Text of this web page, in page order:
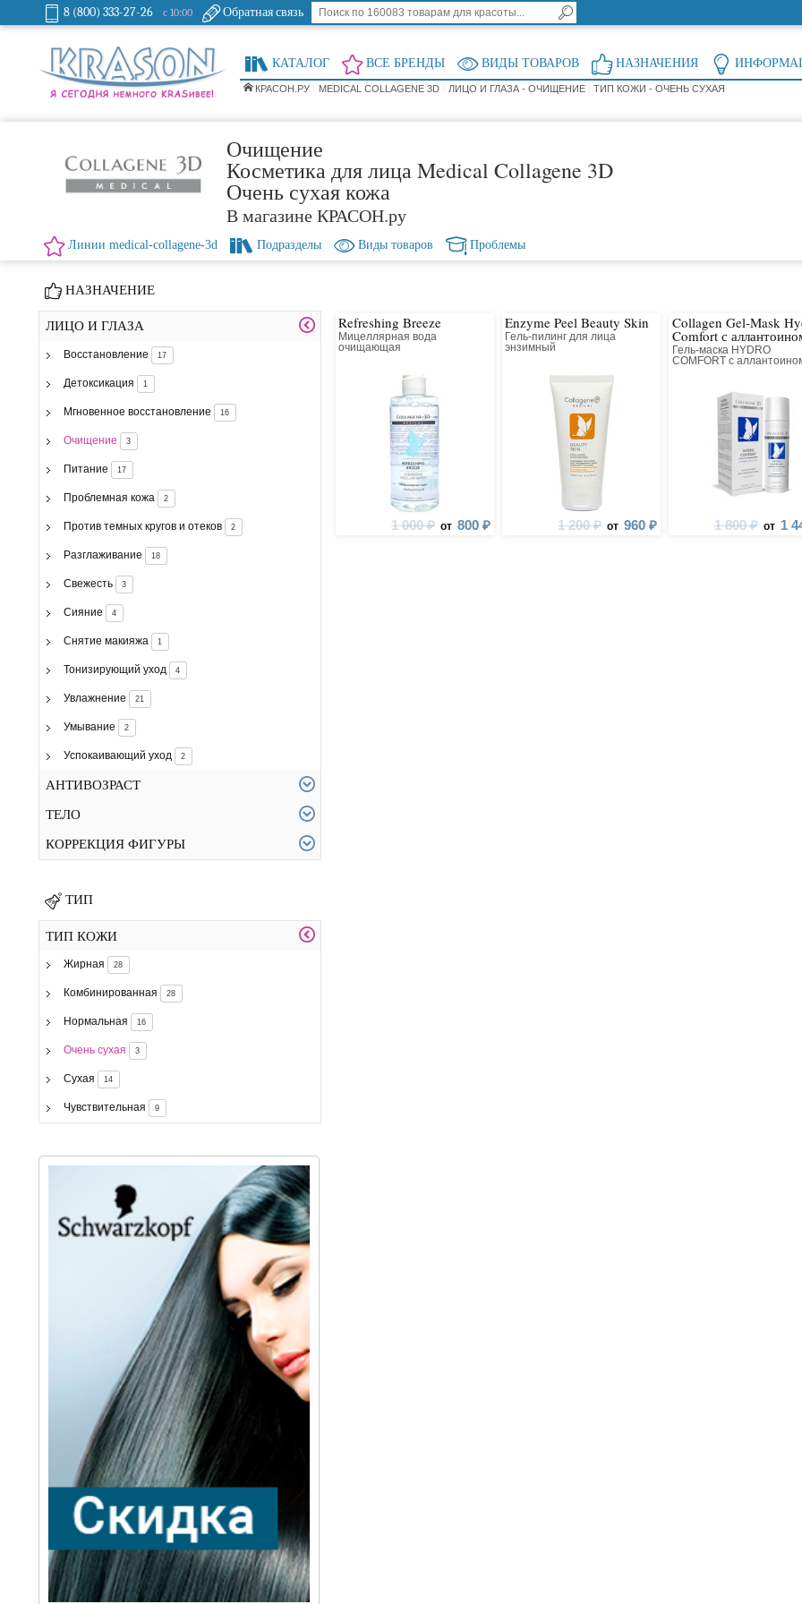
8 (800) 333-27-26 с 10:00 Обратная связь
КАТАЛОГ ВСЕ БРЕНДЫ ВИДЫ ТОВАРОВ НАЗНАЧЕНИЯ
КРАСОН.РУ MEDICAL COLLAGENE 3D ЛИЦО И ГЛАЗА - ОЧИЩЕНИЕ ТИП КОЖИ - ОЧЕНЬ СУХАЯ
Очищение
Косметика для лица Medical Collagene 3D
Очень сухая кожа
В магазине КРАСОН.ру
Линии medical-collagene-3d Подразделы Виды товаров Проблемы
НАЗНАЧЕНИЕ
ЛИЦО И ГЛАЗА
Восстановление 17
Детоксикация 1
Мгновенное восстановление 16
Очищение 3
Питание 17
Проблемная кожа 2
Против темных кругов и отеков 2
Разглаживание 18
Свежесть 3
Сияние 4
Снятие макияжа 1
Тонизирующий уход 4
Увлажнение 21
Умывание 2
Успокаивающий уход 2
АНТИВОЗРАСТ
ТЕЛО
КОРРЕКЦИЯ ФИГУРЫ
ТИП
ТИП КОЖИ
Жирная 28
Комбинированная 28
Нормальная 16
Очень сухая 3
Сухая 14
Чувствительная 9
Refreshing Breeze
Мицеллярная вода
очищающая
1 000 ₽ от 800 ₽
Enzyme Peel Beauty Skin
Гель-пилинг для лица
энзимный
1 200 ₽ от 960 ₽
Collagen Gel-Mask
Comfort с
Гель-маска HYDRO
COMFORT с
1 800 ₽ от 1